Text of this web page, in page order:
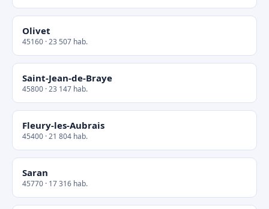
Olivet
45160 · 23 507 hab.
Saint-Jean-de-Braye
45800 · 23 147 hab.
Fleury-les-Aubrais
45400 · 21 804 hab.
Saran
45770 · 17 316 hab.